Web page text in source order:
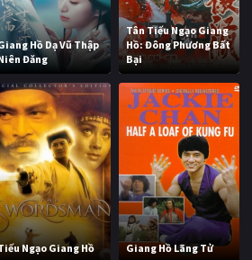
Hồ Dạ Vũ Thập
Đăng
Tân Tiếu Ngạo Giang
Hồ: Đông Phương Bất
Bại
Ngạo Giang Hồ Giang Hồ Lãng Tử